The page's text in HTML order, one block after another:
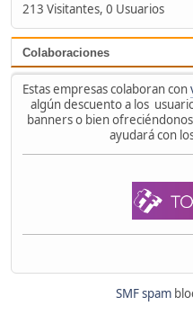
213 Visitantes, 0 Usuarios
Colaboraciones
Estas empresas colaboran con
algún descuento a los
banners o bien
ayudará con
SMF spam